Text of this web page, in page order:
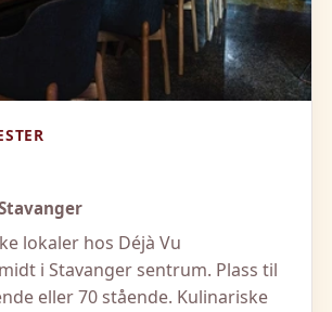
lokaler hos Déjà Vu
i Stavanger sentrum. Plass til
eller 70 stående. Kulinariske